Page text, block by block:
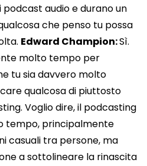
audio e durano un
che penso tu possa
Edward Champion:Sì.
molto tempo per
tu sia davvero molto
qualcosa di piuttosto
Voglio dire, il podcasting
tempo, principalmente
casuali tra persone, ma
a sottolineare la rinascita